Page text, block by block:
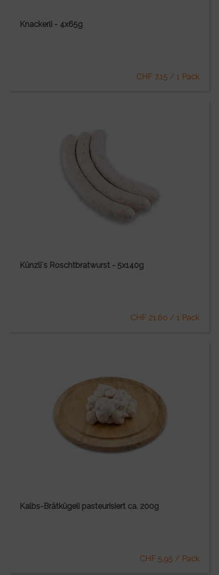
Knackerli - 4x65g
CHF 7.15 / 1 Pack
Künzli`s Roschtbratwurst - 5x140g
CHF 21.60 / 1 Pack
Kalbs-Brätkügeli pasteurisiert ca. 200g
CHF 5.95 / Pack